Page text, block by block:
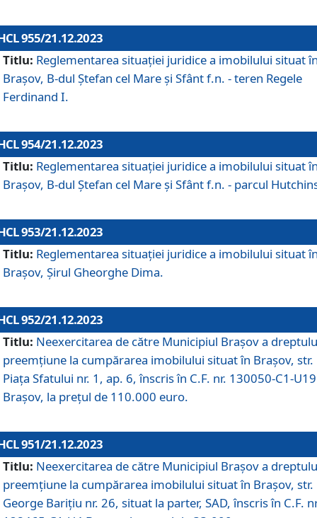
955/21.12.2023
Titlu: Reglementarea situației juridice a imobilului situat
Brașov, B-dul Ștefan cel Mare și Sfânt f.n. - teren Regele
Ferdinand I.
954/21.12.2023
Titlu: Reglementarea situației juridice a imobilului situat
Brașov, B-dul Ștefan cel Mare și Sfânt f.n. - parcul
953/21.12.2023
Titlu: Reglementarea situației juridice a imobilului situat
Brașov, Șirul Gheorghe Dima.
952/21.12.2023
Titlu: Neexercitarea de către Municipiul Brașov a
preemțiune la cumpărarea imobilului situat în Brașov, str.
Piața Sfatului nr. 1, ap. 6, înscris în C.F. nr. 130050-C1-U19
Brașov, la prețul de 110.000 euro.
951/21.12.2023
Titlu: Neexercitarea de către Municipiul Brașov a
preemțiune la cumpărarea imobilului situat în Brașov, str.
George Barițiu nr. 26, situat la parter, SAD, înscris în C.F.